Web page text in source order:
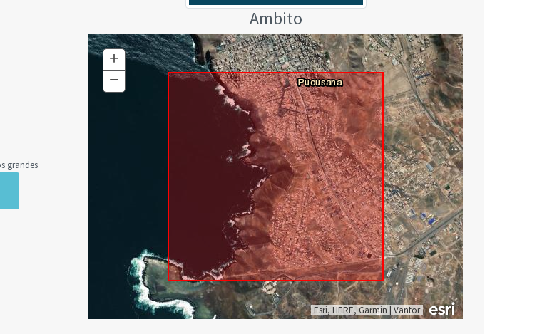
grandes
Ambito
Esri, HERE, Garmin | Vantor
+ Zoom
In
−
Out